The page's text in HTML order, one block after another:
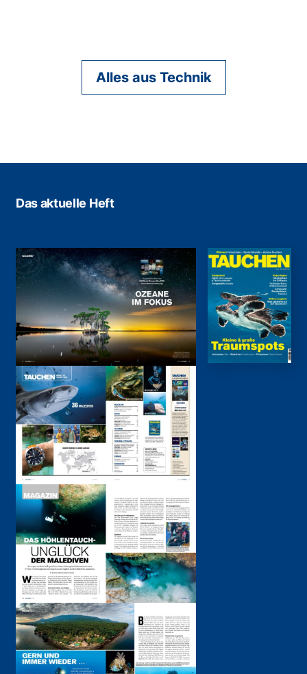
Alles aus Technik
Das aktuelle Heft